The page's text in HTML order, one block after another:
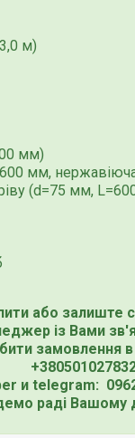
м)
мм)
мм,
(d=75 мм,
або залиште
із Вами
замовлення
и telegram:
раді Вашому